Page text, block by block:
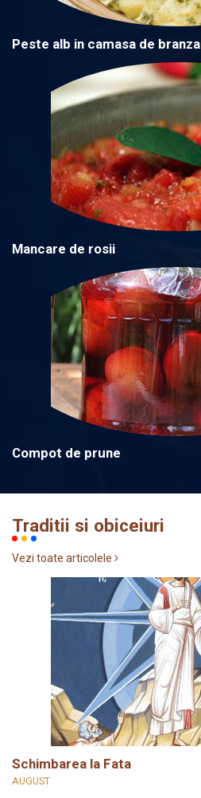
Peste alb in camasa de branza
Mancare de rosii
Compot de prune
Traditii si obiceiuri
Vezi toate articolele
Schimbarea la Fata
AUGUST